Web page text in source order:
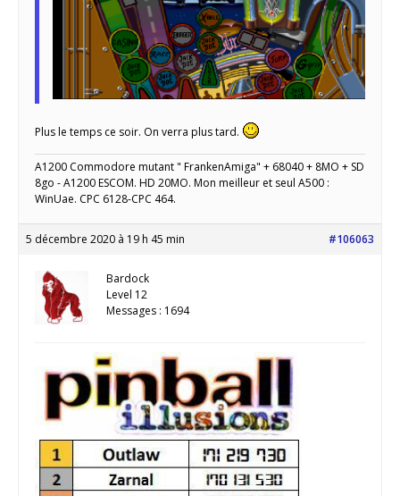
Plus le temps ce soir. On verra plus tard.
A1200 Commodore mutant " FrankenAmiga" + 68040 + 8MO + SD
8go - A1200 ESCOM. HD 20MO. Mon meilleur et seul A500 :
WinUae. CPC 6128-CPC 464.
5 décembre 2020 à 19 h 45 min #106063
Bardock
Level 12
Messages : 1694